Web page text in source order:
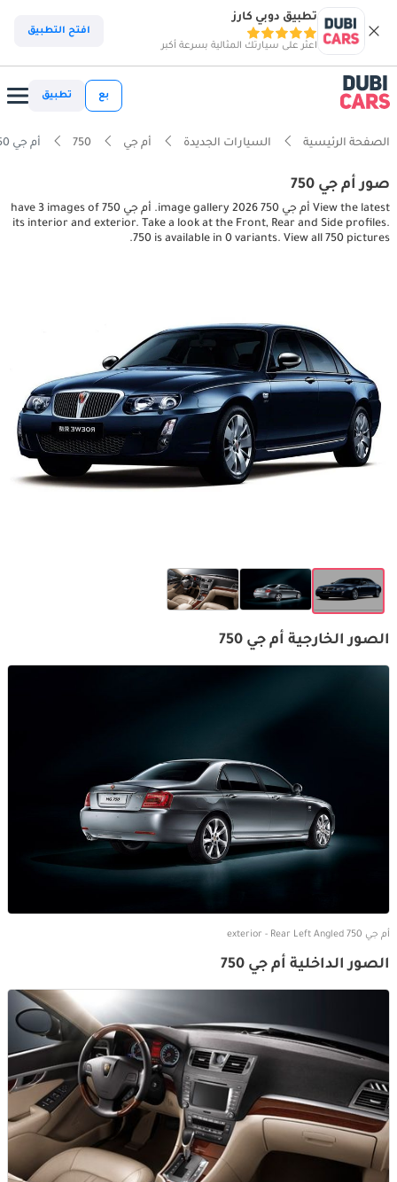
تطبيق دوبي كارز
اعثر على سيارتك المثالية بسرعة أكبر
افتح التطبيق
بع تطبيق
الصفحة الرئيسية السيارات الجديدة أم جي 750 أم جي 750 interior, exterior pictures
صور أم جي 750
View the latest أم جي 750 2026 image gallery. أم جي 750 have 3 images of
its interior and exterior. Take a look at the Front, Rear and Side profiles.
750 is available in 0 variants. View all 750 pictures.
الصور الخارجية أم جي 750
أم جي 750 exterior - Rear Left Angled
الصور الداخلية أم جي 750